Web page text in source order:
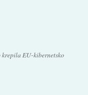
krepila EU-kibernetsko